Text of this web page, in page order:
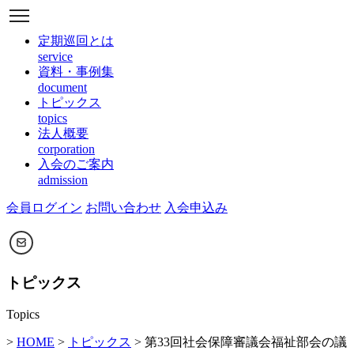
定期巡回とは
service
資料・事例集
document
トピックス
topics
法人概要
corporation
入会のご案内
admission
会員ログイン お問い合わせ 入会申込み
トピックス
Topics
> HOME > トピックス > 第33回社会保障審議会福祉部会の議